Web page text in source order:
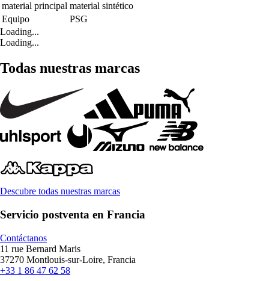
material principal material sintético
Equipo
PSG
Loading...
Loading...
Todas nuestras marcas
Descubre todas nuestras marcas
Servicio postventa en Francia
Contáctanos
11 rue Bernard Maris
37270 Montlouis-sur-Loire, Francia
+33 1 86 47 62 58